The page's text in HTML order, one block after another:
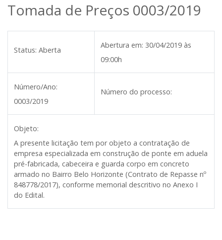
Tomada de Preços 0003/2019
Status: Aberta
Abertura em: 30/04/2019 às
09:00h
Número/Ano:
0003/2019
Número do processo:
Objeto:
A presente licitação tem por objeto a contratação de
empresa especializada em construção de ponte em aduela
pré-fabricada, cabeceira e guarda corpo em concreto
armado no Bairro Belo Horizonte (Contrato de Repasse nº
848778/2017), conforme memorial descritivo no Anexo I
do Edital.